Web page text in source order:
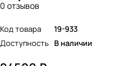
0 отзывов
Код товара
19-933
Доступность В наличии